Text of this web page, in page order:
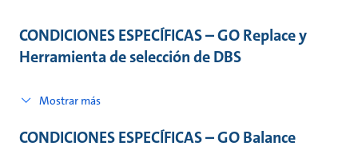
CONDICIONES ESPECÍFICAS – GO Replace y
Herramienta de selección de DBS
Mostrar más
CONDICIONES ESPECÍFICAS – GO Balance